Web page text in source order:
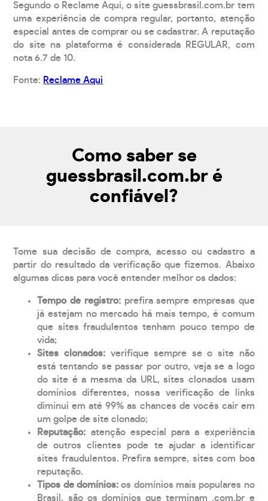
Segundo o Reclame Aqui, o site guessbrasil.com.br tem
uma experiência de compra regular, portanto, atenção
especial antes de comprar ou se cadastrar. A reputação
do site na plataforma é considerada REGULAR, com
nota 6.7 de 10.
Fonte: Reclame Aqui
Como saber se
guessbrasil.com.br é
confiável?
Tome sua decisão de compra, acesso ou cadastro a
partir do resultado da verificação que fizemos. Abaixo
algumas dicas para você entender melhor os dados:
Tempo de registro: prefira sempre empresas que
já estejam no mercado há mais tempo, é comum
que sites fraudulentos tenham pouco tempo de
vida;
Sites clonados: verifique sempre se o site não
está tentando se passar por outro, veja se a logo
do site é a mesma da URL, sites clonados usam
domínios diferentes, nossa verificação de links
diminui em até 99% as chances de vocês cair em
um golpe de site clonado;
Reputação: atenção especial para a experiência
de outros clientes pode te ajudar a identificar
sites fraudulentos. Prefira sempre, sites com boa
reputação.
Tipos de domínios:os domínios mais populares no
Brasil, são os domínios que terminam .com.br e